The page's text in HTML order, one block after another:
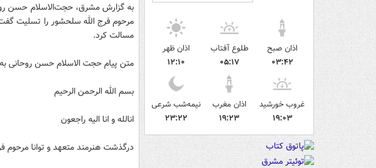
اذان صبح
۰۳:۴۲
طلوع آفتاب
۰۵:۱۷
اذان ظهر
۱۲:۱۰
غروب خورشید
۱۹:۰۳
اذان مغرب
۱۹:۲۳
نیمه‌شب شرعی
۲۳:۲۲
به گزارش مشرق، حجت‌الاسلام حسن
مرحوم فرج الله سلحشور را تسلیت
مسالت کرد.
متن پیام حجت الاسلام حسن روحانی
بسم الله الرحمن الرحیم
انالله و انا الیه راجعون
درگذشت هنرمند متعهد و توانا مرحوم